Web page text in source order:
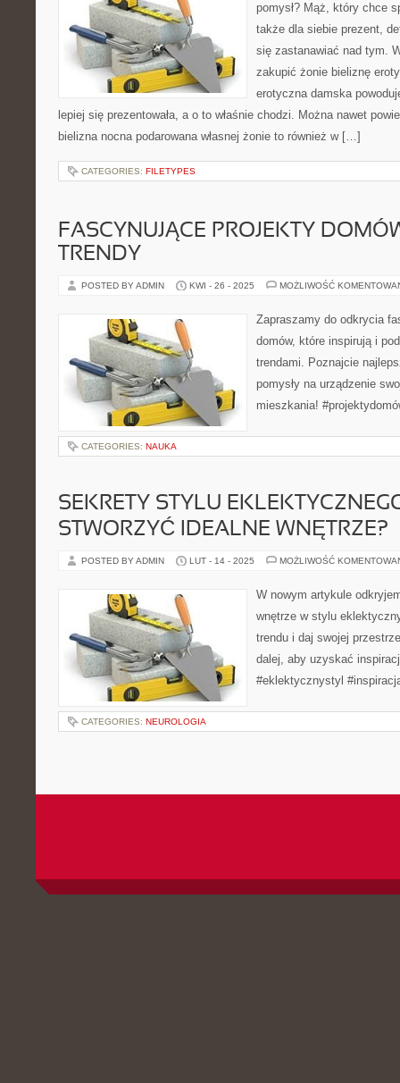
pomysł? Mąż, który chce
także dla siebie prezent,
się zastanawiać nad tym.
zakupić żonie bieliznę
erotyczna damska
lepiej się prezentowała, a o to właśnie chodzi. Można nawet
bielizna nocna podarowana własnej żonie to również w […]
CATEGORIES: FILETYPES
FASCYNUJĄCE PROJEKTY
TRENDY
POSTED BY ADMIN KWI - 26 - 2025 MOŻLIWOŚĆ
Zapraszamy do odkrycia
domów, które inspirują i
trendami. Poznajcie
pomysły na urządzenie
mieszkania!
CATEGORIES: NAUKA
SEKRETY STYLU
STWORZYĆ IDEALNE WNĘTRZE?
POSTED BY ADMIN LUT - 14 - 2025 MOŻLIWOŚĆ
W nowym artykule
wnętrze w stylu
trendu i daj swojej
dalej, aby uzyskać
#eklektycznystyl
CATEGORIES: NEUROLOGIA